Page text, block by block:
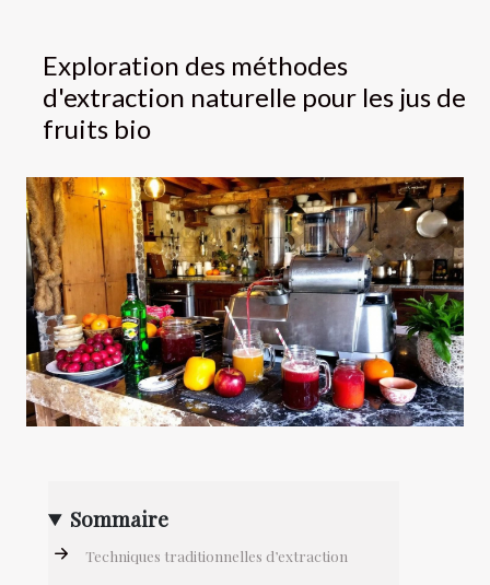
Exploration des méthodes
d'extraction naturelle pour les jus de
fruits bio
Sommaire
Techniques traditionnelles d’extraction